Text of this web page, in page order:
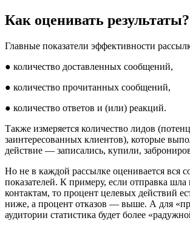
Как оценивать результаты?
Главные показатели эффективности
● количество доставленных сообщений,
● количество прочитанных сообщений,
● количество ответов и (или) реакций.
Также измеряется количество лидов
заинтересованных клиентов), которые
действие — записались, купили,
Но не в каждой рассылке оценивается вся
показателей. К примеру, если отправка
контактам, то процент целевых действий
ниже, а процент отказов — выше. А для
аудитории статистика будет более